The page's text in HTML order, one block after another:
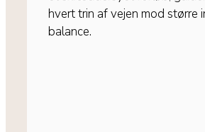
hvert trin af vejen mod større
balance.